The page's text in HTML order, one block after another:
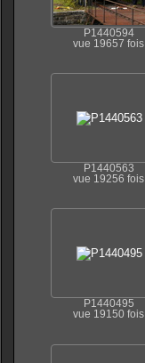
P1440594
vue 19657 fois
P1440563
vue 19256 fois
P1440495
vue 19150 fois